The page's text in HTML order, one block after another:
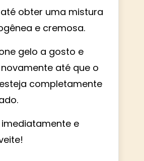
obter uma mistura
e cremosa.
gelo a gosto e
até que o
completamente
imediatamente e